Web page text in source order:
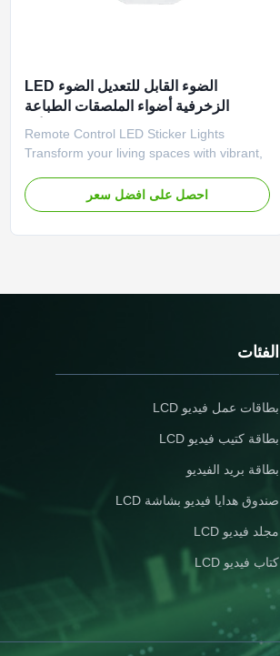
الضوء القابل للتعديل الضوء LED
الزخرفية أضواء الملصقات الطباعة
مصممة لتطبيق سهل وإضاءة طويلة الأمد
Remote Control LED Sticker Lights
Transform your living spaces with vibrant,
Remote Control LED Stickers. These
bright LED sticker lights add a new
احصل على افضل سعر
الفئات
بطاقات عمل فيديو LCD
بطاقة كتيب فيديو LCD
بطاقة بريد الفيديو
صندوق هدايا فيديو بشاشة LCD
مجلد فيديو LCD
كتاب فيديو LCD